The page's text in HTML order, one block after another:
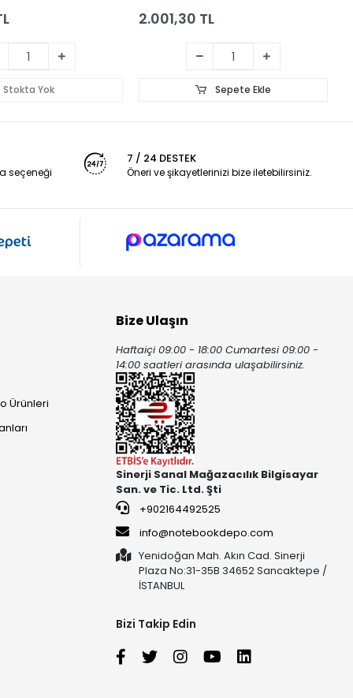
Stokta Yok
2.001,30 TL
Sepete Ekle
seçeneği
7 / 24 DESTEK
Öneri ve şikayetlerinizi bize iletebilirsiniz.
Ürünleri
Bize Ulaşın
Haftaiçi 09:00 - 18:00 Cumartesi 09:00 -
14:00 saatleri arasında ulaşabilirsiniz.
Sinerji Sanal Mağazacılık Bilgisayar
San. ve Tic. Ltd. Şti
+902164492525
info@notebookdepo.com
Yenidoğan Mah. Akın Cad. Sinerji
Plaza No:31-35B 34652 Sancaktepe /
İSTANBUL
Bizi Takip Edin